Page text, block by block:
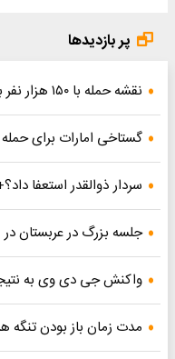
پر بازدیدها
نقشه حمله با ۱۵۰ هزار نفر برای فتح تهران
گستاخی امارات برای حمله
سردار ذوالقدر استعفا
جلسه بزرگ در عربستان در
واکنش جی دی وی به
مدت زمان باز بودن تنگه